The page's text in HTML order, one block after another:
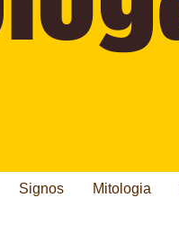
Signos Mitologia